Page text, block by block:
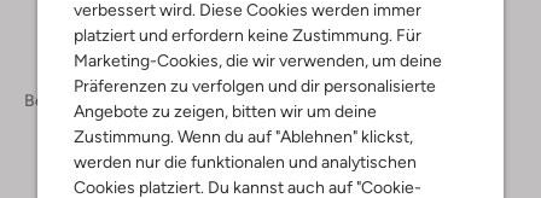
verbessert wird. Diese Cookies werden immer
platziert und erfordern keine Zustimmung. Für
Marketing-Cookies, die wir verwenden, um deine
Präferenzen zu verfolgen und dir personalisierte
Angebote zu zeigen, bitten wir um deine
Zustimmung. Wenn du auf "Ablehnen" klickst,
werden nur die funktionalen und analytischen
Cookies platziert. Du kannst auch auf "Cookie-
Bekleidung Damen Bekleidung